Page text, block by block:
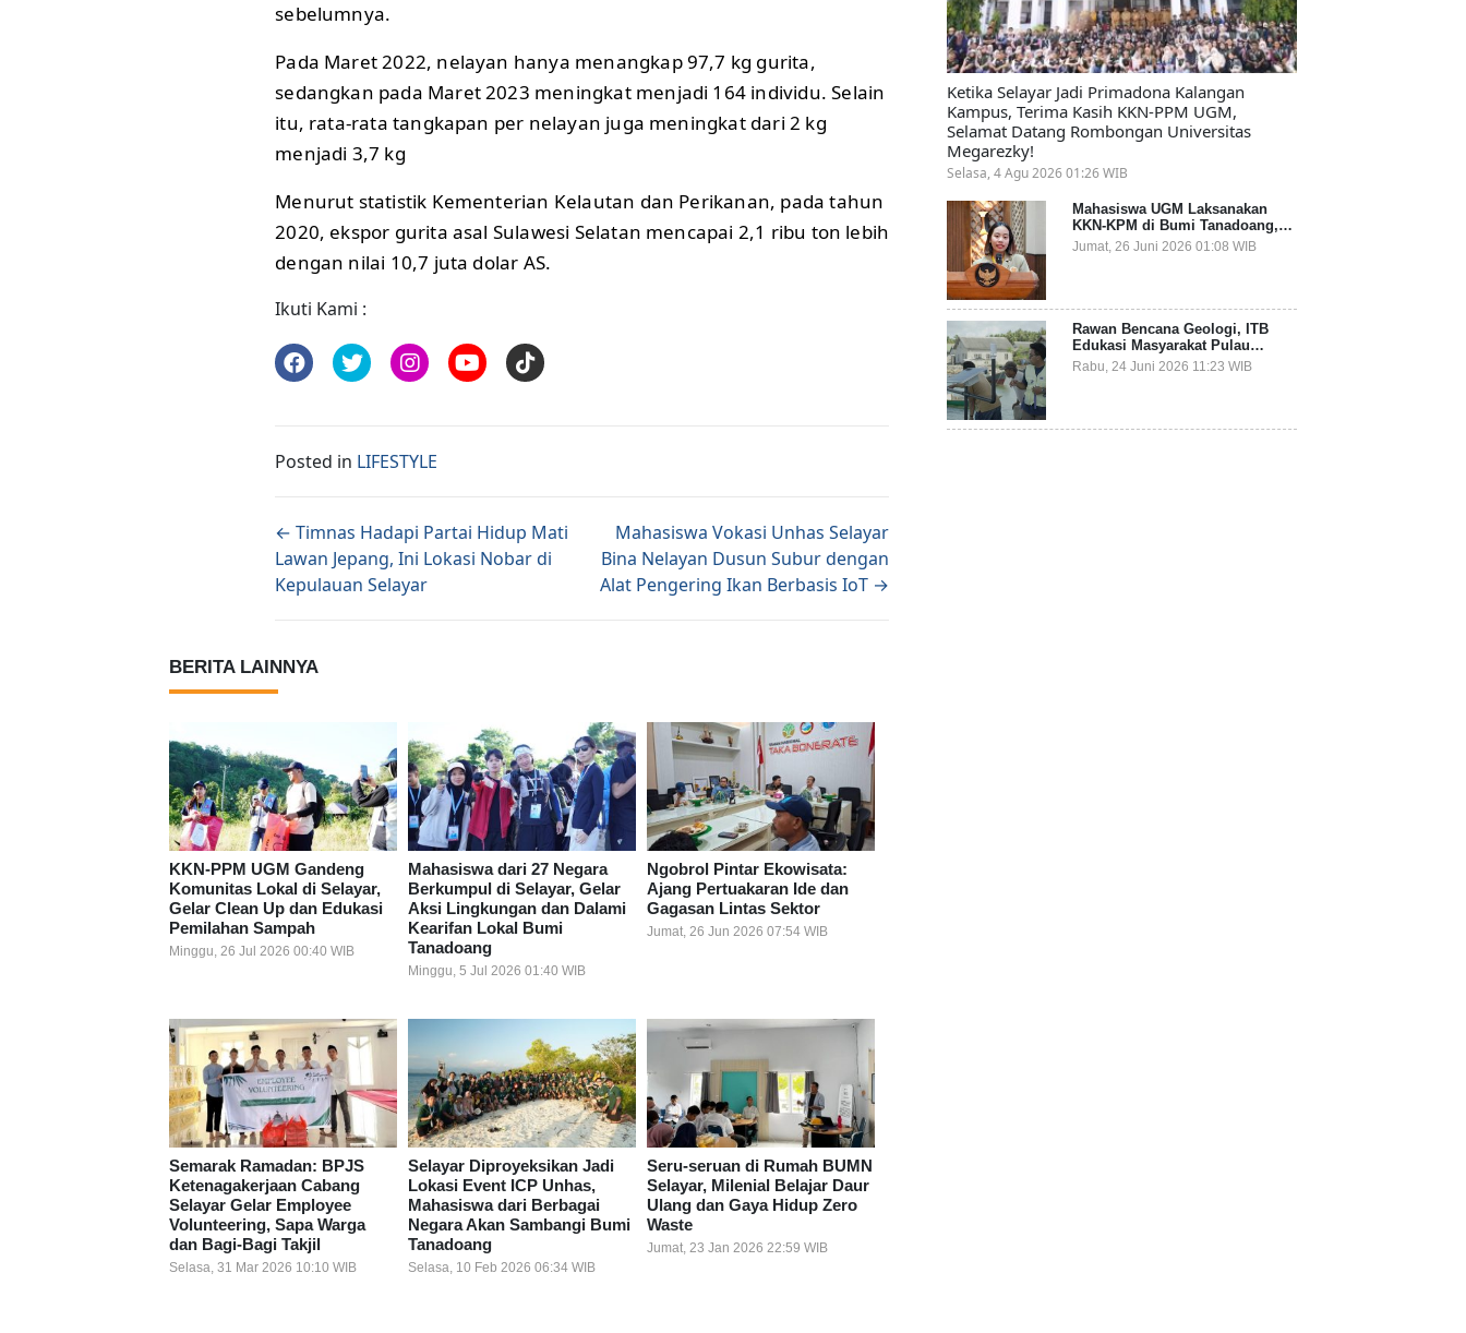
sebelumnya.
Pada Maret 2022, nelayan hanya menangkap 97,7 kg gurita,
sedangkan pada Maret 2023 meningkat menjadi 164 individu. Selain
itu, rata-rata tangkapan per nelayan juga meningkat dari 2 kg
menjadi 3,7 kg
Menurut statistik Kementerian Kelautan dan Perikanan, pada tahun
2020, ekspor gurita asal Sulawesi Selatan mencapai 2,1 ribu ton lebih
dengan nilai 10,7 juta dolar AS.
Ikuti Kami :
Posted in LIFESTYLE
Posts navigation
← Timnas Hadapi Partai Hidup Mati
Lawan Jepang, Ini Lokasi Nobar di
Kepulauan Selayar
Mahasiswa Vokasi Unhas Selayar
Bina Nelayan Dusun Subur dengan
Alat Pengering Ikan Berbasis IoT →
BERITA LAINNYA
KKN-PPM UGM Gandeng
Komunitas Lokal di Selayar,
Gelar Clean Up dan Edukasi
Pemilahan Sampah
Minggu, 26 Jul 2026 00:40 WIB
Mahasiswa dari 27 Negara
Berkumpul di Selayar, Gelar
Aksi Lingkungan dan Dalami
Kearifan Lokal Bumi
Tanadoang
Minggu, 5 Jul 2026 01:40 WIB
Ngobrol Pintar Ekowisata:
Ajang Pertuakaran Ide dan
Gagasan Lintas Sektor
Jumat, 26 Jun 2026 07:54 WIB
Semarak Ramadan: BPJS
Ketenagakerjaan Cabang
Selayar Gelar Employee
Volunteering, Sapa Warga
dan Bagi-Bagi Takjil
Selasa, 31 Mar 2026 10:10 WIB
Selayar Diproyeksikan Jadi
Lokasi Event ICP Unhas,
Mahasiswa dari Berbagai
Negara Akan Sambangi Bumi
Tanadoang
Selasa, 10 Feb 2026 06:34 WIB
Seru-seruan di Rumah BUMN
Selayar, Milenial Belajar Daur
Ulang dan Gaya Hidup Zero
Waste
Jumat, 23 Jan 2026 22:59 WIB
Ketika Selayar Jadi Primadona Kalangan
Kampus, Terima Kasih KKN-PPM UGM,
Selamat Datang Rombongan Universitas
Megarezky!
Selasa, 4 Agu 2026 01:26 WIB
Mahasiswa UGM Laksanakan
KKN-KPM di Bumi Tanadoang,
Diminta Dukung Gemerlap dan
Beri Solusi pada Persoalan
Jumat, 26 Juni 2026 01:08 WIB
Rawan Bencana Geologi, ITB
Edukasi Masyarakat Pulau
Terluar Kepulauan Selayar
Terkait Mitigasi Berbasis
Rabu, 24 Juni 2026 11:23 WIB